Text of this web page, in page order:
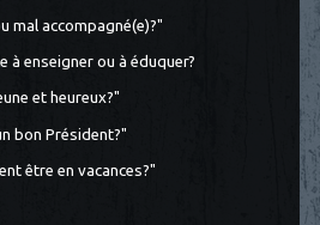
mal accompagné(e)?"
à enseigner ou à éduquer?
et heureux?"
bon Président?"
être en vacances?"